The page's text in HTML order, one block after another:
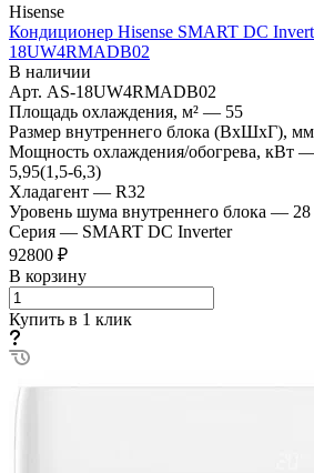
Hisense
Кондиционер Hisense SMART DC
18UW4RMADB02
В наличии
Арт. AS-18UW4RMADB02
Площадь охлаждения, м² — 55
Размер внутреннего блока (ВхШхГ),
Мощность охлаждения/обогрева, кВт
5,95(1,5-6,3)
Хладагент — R32
Уровень шума внутреннего блока —
Серия — SMART DC Inverter
92800 ₽
В корзину
Купить в 1 клик